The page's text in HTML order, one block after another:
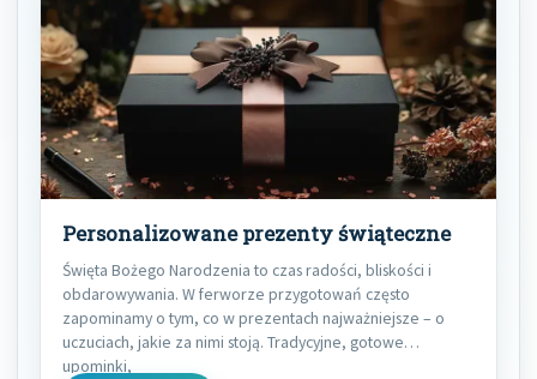
Personalizowane prezenty świąteczne
Święta Bożego Narodzenia to czas radości, bliskości i
obdarowywania. W ferworze przygotowań często
zapominamy o tym, co w prezentach najważniejsze – o
uczuciach, jakie za nimi stoją. Tradycyjne, gotowe
upominki,